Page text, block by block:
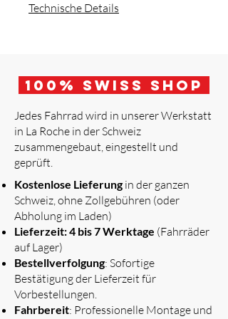
Technische Details
100 % Swiss Shop
Jedes Fahrrad wird in unserer Werkstatt
in La Roche in der Schweiz
zusammengebaut, eingestellt und
geprüft.
​
Kostenlose Lieferungin der ganzen
Schweiz, ohne Zollgebühren (oder
Abholung im Laden)
Lieferzeit: 4 bis 7 Werktage (Fahrräder
auf Lager)
Bestellverfolgung: Sofortige
Bestätigung der Lieferzeit für
Vorbestellungen.
Fahrbereit: Professionelle Montage und